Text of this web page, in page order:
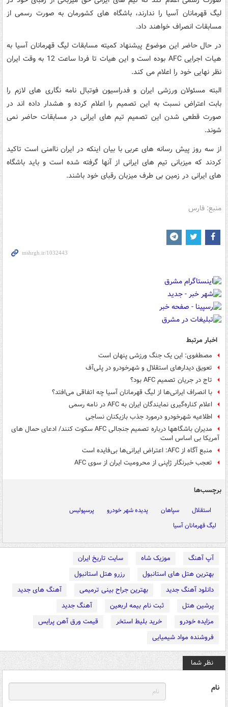
لیگ قهرمانان آسیا را ندارند، باشگاه های کشورمان به صورت رسمی از
مسابقات انصراف خواهند داد.
در حال حاضر این موضوع پیشنهاد کمیته مسابقات لیگ قهرمانان آسیا به
هیات اجرایی AFC بوده است و این هیات تا فردا ساعت 12 به وقت ایران
نظر نهایی خود را اعلام می کند.
البته مسئولان ورزشی ایران و فدراسیون فوتبال نامه نگاری های لازم را
بابت اعتراض نسبت به این تصمیم را اعلام کرده و هشدار داده اند در
صورت قطعی شدن این تصمیم تیم های ایرانی در مسابقات حاضر نمی
شوند.
از سه روز پیش رسانه های عربی با بیان اینکه در ایران ناامنی است تاکید
کردند که میزبانی تیم های ایرانی از آنها گرفته شده است و باید باشگاه
های ایرانی در زمین بی طرف میزبان رقبای خود باشند.
منبع: فارس
اخبار مرتبط
مصطفوی: این یک جنگ ورزشی پنهان است
تعویق دیدارهای استقلال و شهرخودرو در پلی‌آف
تاج در جریان تصمیم AFC بود؟
با انصراف ایرانی‌ها از لیگ قهرمانان آسیا چه اتفاقی می‌افتد؟
اعلام کناره‌گیری نمایندگان ایران به AFC در نامه رسمی
اطلاعیه شهرخودرو درمورد جذب بازیکنان نساجی
مدیران باشگاهها درباره تصمیم جنجالی AFC سکوت کنند/ ادعای حمال های
آمریکا بی اساس است
منبع آگاه از AFC: اعتراض ایرانی‌ها بی‌فایده است
تعجب خبرنگار ژاپنی از محرومیت ایران از سوی AFC
برچسب‌ها
استقلال سپاهان پدیده شهر خودرو
پرسپولیس
لیگ قهرمانان آسیا
آپ آهنگ موزیک شاه
سایت تاریخ ایران
بهترین هتل های استانبول
رزرو هتل استانبول
دانلود آهنگ جدید
بهترین جراح بینی ترمیمی
آهنگ های جدید
پرشین هتل
ثبت نام بیمه اربعین
آهنگ جدید
مزایده خودرو
خرید بلیط استخر
قیمت ورق آهن پرایس
فروشنده مواد شیمیایی
نظر شما
نام